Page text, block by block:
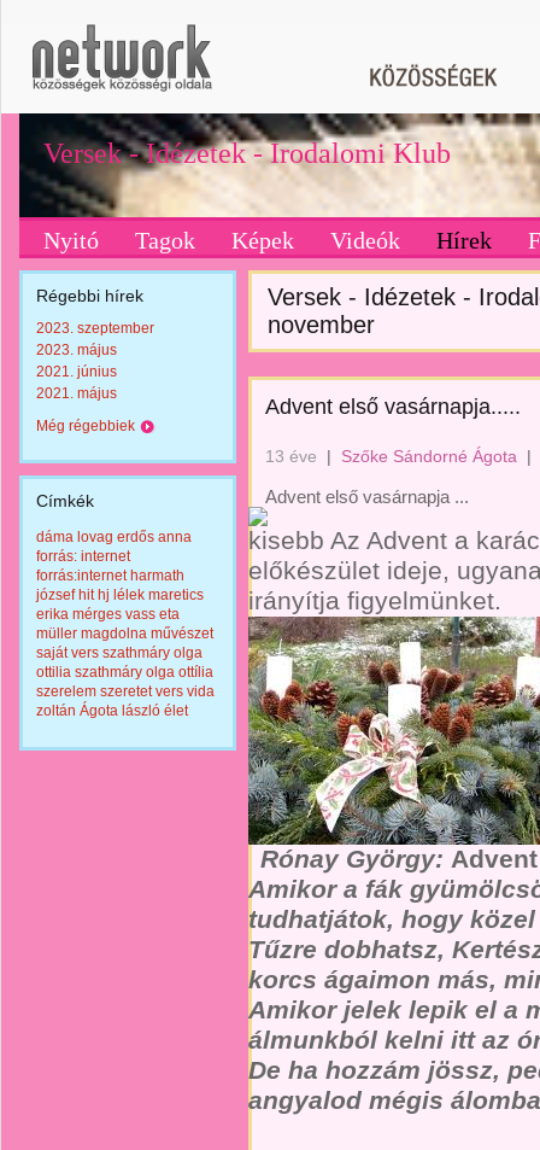
Versek - Idézetek - Irodalomi Klub
Nyitó Tagok Képek Videók Hírek
Régebbi hírek
2023. szeptember
2023. május
2021. június
2021. május
Még régebbiek
Címkék
dáma lovag erdős anna
forrás: internet
forrás:internet harmath
józsef hit hj lélek maretics
erika mérges vass eta
müller magdolna művészet
saját vers szathmáry olga
ottilia szathmáry olga ottília
szerelem szeretet vers vida
zoltán Ágota lászló élet
Versek - Idézetek -
november
Advent első vasárnapja.....
13 éve | Szőke Sándorné Ágota |
Advent első vasárnapja ...
Az Advent a
előkészület ideje,
irányítja figyelmünket.
Rónay György:
Amikor a fák
tudhatjátok, hogy
Tűzre dobhatsz,
korcs ágaimon más,
Amikor jelek lepik el a
álmunkból kelni itt az
De ha hozzám jössz,
angyalod mégis